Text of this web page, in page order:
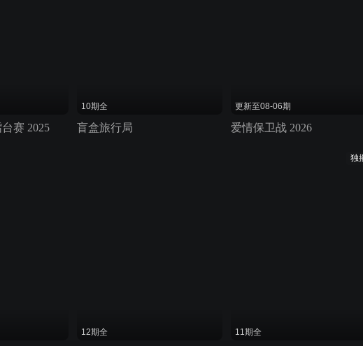
赛 2025
10期全
盲盒旅行局
更新至08-06期
爱情保卫战 2026
12期全
独
11期全